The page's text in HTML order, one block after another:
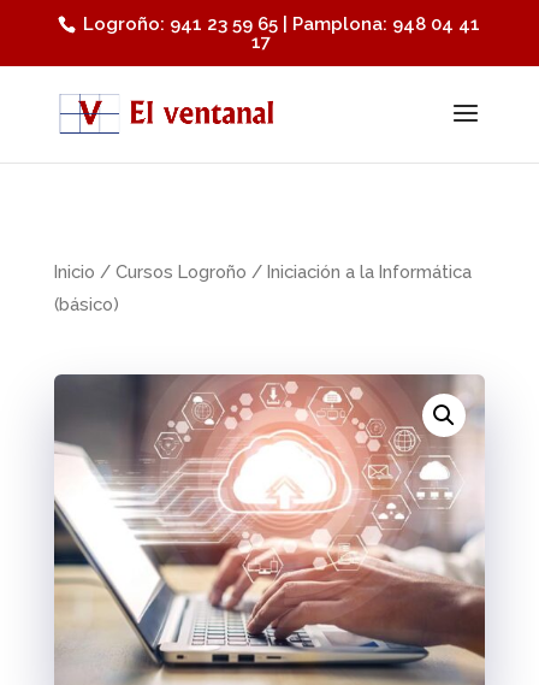
Logroño: 941 23 59 65 | Pamplona: 948 04 41
17
Inicio / Cursos Logroño / Iniciación a la Informática
(básico)